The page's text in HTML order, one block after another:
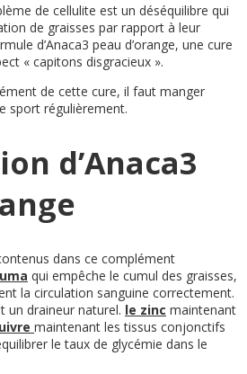
de cellulite est un déséquilibre qui
de graisses par rapport à leur
d’Anaca3 peau d’orange, une cure
« capitons disgracieux ».
de cette cure, il faut manger
sport régulièrement.
d’Anaca3
dans ce complément
qui empêche le cumul des graisses,
la circulation sanguine correctement.
un draineur naturel. le zinc maintenant
maintenant les tissus conjonctifs
le taux de glycémie dans le